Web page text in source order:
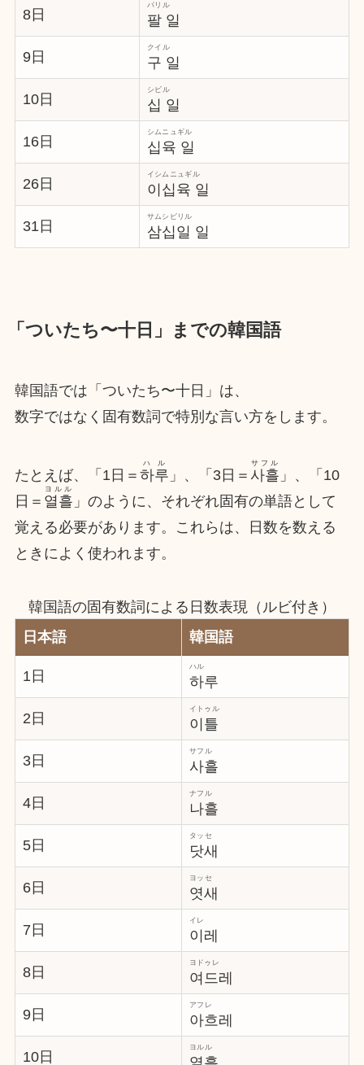
8日 팔 일
パリル
9日 구 일
クイル
10日 십 일
シビル
16日 십육 일
シムニュギル
26日 이십육 일
イシムニュギル
31日 삼십일 일
サムシビリル
「ついたち〜十日」までの韓国語
韓国語では「ついたち〜十日」は、
数字ではなく固有数詞で特別な言い方をします。
たとえば、「1日＝ 하루
ハル
」、「3日＝ 사흘
サフル
」、「10
日＝ 열흘
ヨルル
」のように、それぞれ固有の単語として
覚える必要があります。これらは、日数を数える
ときによく使われます。
韓国語の固有数詞による日数表現（ルビ付き）
日本語
韓国語
1日 하루
ハル
2日 이틀
イトゥル
3日 사흘
サフル
4日 나흘
ナフル
5日 닷새
タッセ
6日 엿새
ヨッセ
7日 이레
イレ
8日 여드레
ヨドゥレ
9日 아흐레
アフレ
10日
ヨルル